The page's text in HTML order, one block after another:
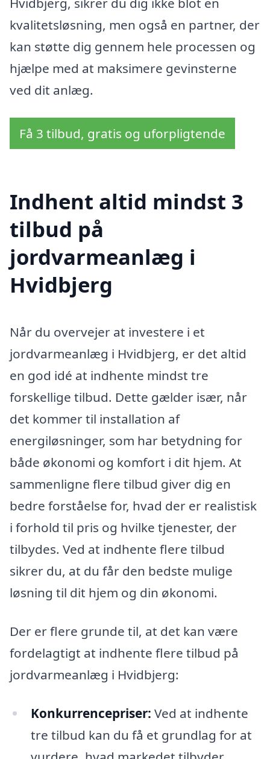
kvalitetsløsning, men også en partner, der
kan støtte dig gennem hele processen og
hjælpe med at maksimere gevinsterne
ved dit anlæg.
Få 3 tilbud, gratis og uforpligtende
Indhent altid mindst 3
tilbud på
jordvarmeanlæg i
Hvidbjerg
Når du overvejer at investere i et
jordvarmeanlæg i Hvidbjerg, er det altid
en god idé at indhente mindst tre
forskellige tilbud. Dette gælder især, når
det kommer til installation af
energiløsninger, som har betydning for
både økonomi og komfort i dit hjem. At
sammenligne flere tilbud giver dig en
bedre forståelse for, hvad der er realistisk
i forhold til pris og hvilke tjenester, der
tilbydes. Ved at indhente flere tilbud
sikrer du, at du får den bedste mulige
løsning til dit hjem og din økonomi.
Der er flere grunde til, at det kan være
fordelagtigt at indhente flere tilbud på
jordvarmeanlæg i Hvidbjerg:
Konkurrencepriser: Ved at indhente
tre tilbud kan du få et grundlag for at